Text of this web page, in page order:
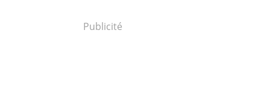
Publicité